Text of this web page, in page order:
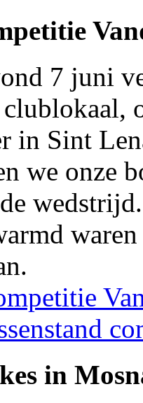
7 juni
clublokaal,
in Sint
we onze
in